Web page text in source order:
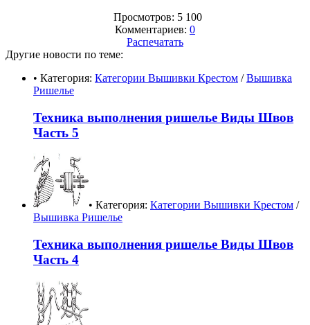
Просмотров: 5 100
Комментариев: 0
Распечатать
Другие новости по теме:
• Категория: Категории Вышивки Крестом /Вышивка
Ришелье
Техника выполнения ришелье Виды Швов
Часть 5
• Категория: Категории Вышивки Крестом /
Вышивка Ришелье
Техника выполнения ришелье Виды Швов
Часть 4